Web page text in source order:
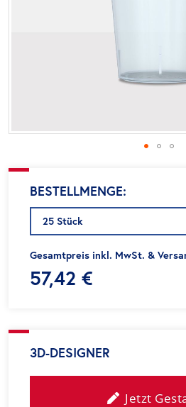
Zum
Anfang
Bildgalerie
BESTELLMENGE
25 Stück
Gesamtpreis inkl. MwSt. &
57,42 €
3D-DESIGNER
Jetzt